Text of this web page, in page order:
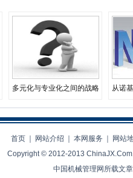
多元化与专业化之间的战略
从诺
首页 ｜ 网站介绍 ｜ 本网服务 ｜ 网站
Copyright © 2012-2013
中国机械管理网所载文